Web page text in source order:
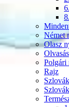
Német
Olasz
Olvasás
Polgári
Rajz